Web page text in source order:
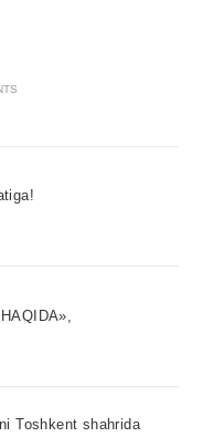
Toshkent shahrida